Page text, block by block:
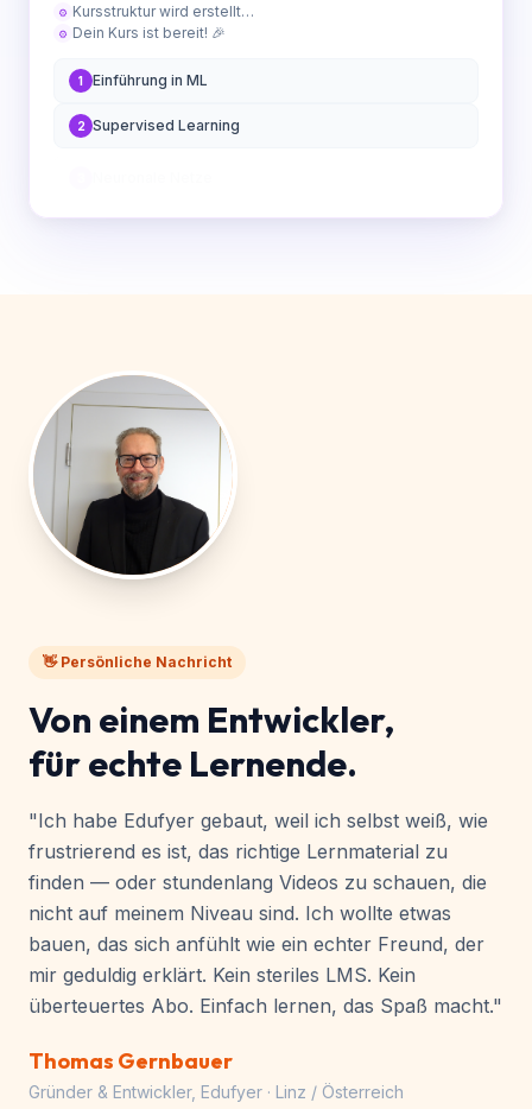
⚙ Kursstruktur wird erstellt…
⚙ Dein Kurs ist bereit! 🎉
1 Einführung in ML
2 Supervised Learning
4 Modelle trainieren
👋 Persönliche Nachricht
Von einem Entwickler,
für echte Lernende.
"Ich habe Edufyer gebaut, weil ich selbst weiß, wie
frustrierend es ist, das richtige Lernmaterial zu
finden — oder stundenlang Videos zu schauen, die
nicht auf meinem Niveau sind. Ich wollte etwas
mir geduldig erklärt. Kein steriles LMS. Kein
überteuertes Abo. Einfach lernen, das Spaß macht."